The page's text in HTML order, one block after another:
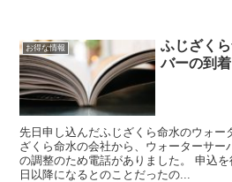
お得な情報
ふじざく
バーの到
先日申し込んだふじざくら命水のウォー
ざくら命水の会社から、ウォーターサー
の調整のため電話がありました。 申込
日以降になるとのことだったの...